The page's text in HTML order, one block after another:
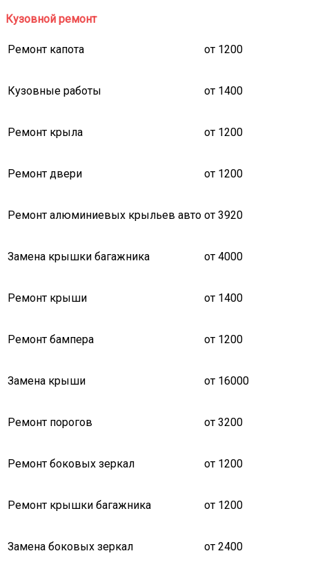
Кузовной ремонт
Ремонт капота от 1200
Кузовные работы от 1400
Ремонт крыла от 1200
Ремонт двери от 1200
Ремонт алюминиевых крыльев авто от 3920
Замена крышки багажника от 4000
Ремонт крыши от 1400
Ремонт бампера от 1200
Замена крыши от 16000
Ремонт порогов от 3200
Ремонт боковых зеркал от 1200
Ремонт крышки багажника от 1200
Замена боковых зеркал от 2400